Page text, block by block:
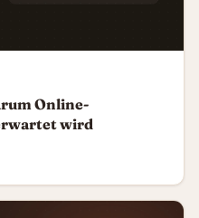
Online-
wird